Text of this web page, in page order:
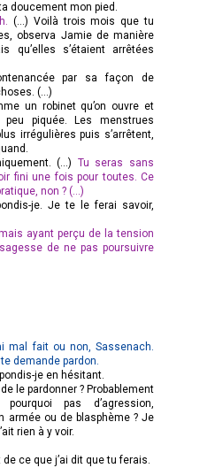
doucement mon pied.
(…) Voilà trois mois que tu
observa Jamie de manière
qu’elles s’étaient arrêtées
par sa façon de
(…)
un robinet qu’on ouvre et
peu piquée. Les menstrues
irrégulières puis s’arrêtent,
(…) Tu seras sans
fini une fois pour toutes. Ce
non ? (…)
je. Je te le ferai savoir,
ayant perçu de la tension
de ne pas poursuivre
mal fait ou non, Sassenach.
demande pardon.
je en hésitant.
le pardonner ? Probablement
pas d’agression,
armée ou de blasphème ? Je
rien à y voir.
ce que j’ai dit que tu ferais.